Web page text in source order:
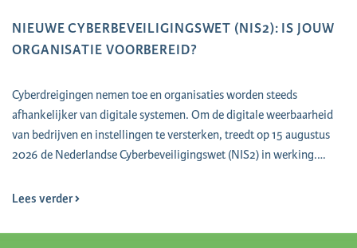
NIEUWE CYBERBEVEILIGINGSWET (NIS2): IS JOUW
ORGANISATIE VOORBEREID?
Cyberdreigingen nemen toe en organisaties worden steeds
afhankelijker van digitale systemen. Om de digitale weerbaarheid
van bedrijven en instellingen te versterken, treedt op 15 augustus
2026 de Nederlandse Cyberbeveiligingswet (NIS2) in werking.…
Lees verder